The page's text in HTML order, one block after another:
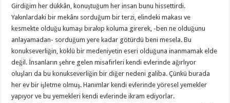
Girdiğim her dükkân, konuştuğum her insan bunu hissettirdi.
Yakınlardaki bir mekânı sorduğum bir terzi, elindeki makası ve
kesmekte olduğu kumaşı bırakıp koluma girerek, -ben ne olduğunu
anlayamadan- sorduğum yere kadar götürdü beni mesela. Bu
konukseverliğin, köklü bir medeniyetin eseri olduğuna inanmamak elde
değil. İnsanların şehre gelen misafirleri kendi evlerinde ağırlıyor
oluşları da bu konukseverliğin bir diğer nedeni galiba. Çünkü burada
her ev bir işletme olmuş. Hanımlar kendi evlerinde yöresel yemekler
yapıyor ve bu yemekleri kendi evlerinde ikram ediyorlar.